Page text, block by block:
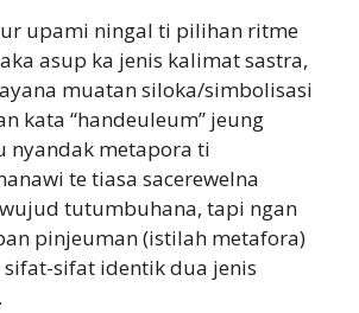
upami ningal ti pilihan ritme
asup ka jenis kalimat sastra,
muatan siloka/simbolisasi
kata “handeuleum” jeung
nyandak metapora ti
te tiasa sacerewelna
tutumbuhana, tapi ngan
pinjeuman (istilah metafora)
sifat identik dua jenis